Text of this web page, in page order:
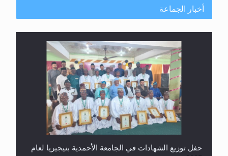
أخبار الجماعة
حفل توزيع الشهادات في الجامعة الأحمدية بنيجيريا لعام